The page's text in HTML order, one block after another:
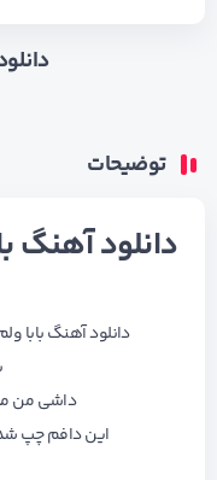
توضیحات
دانلود آهنگ بابا
داشی من
این دافم چپ